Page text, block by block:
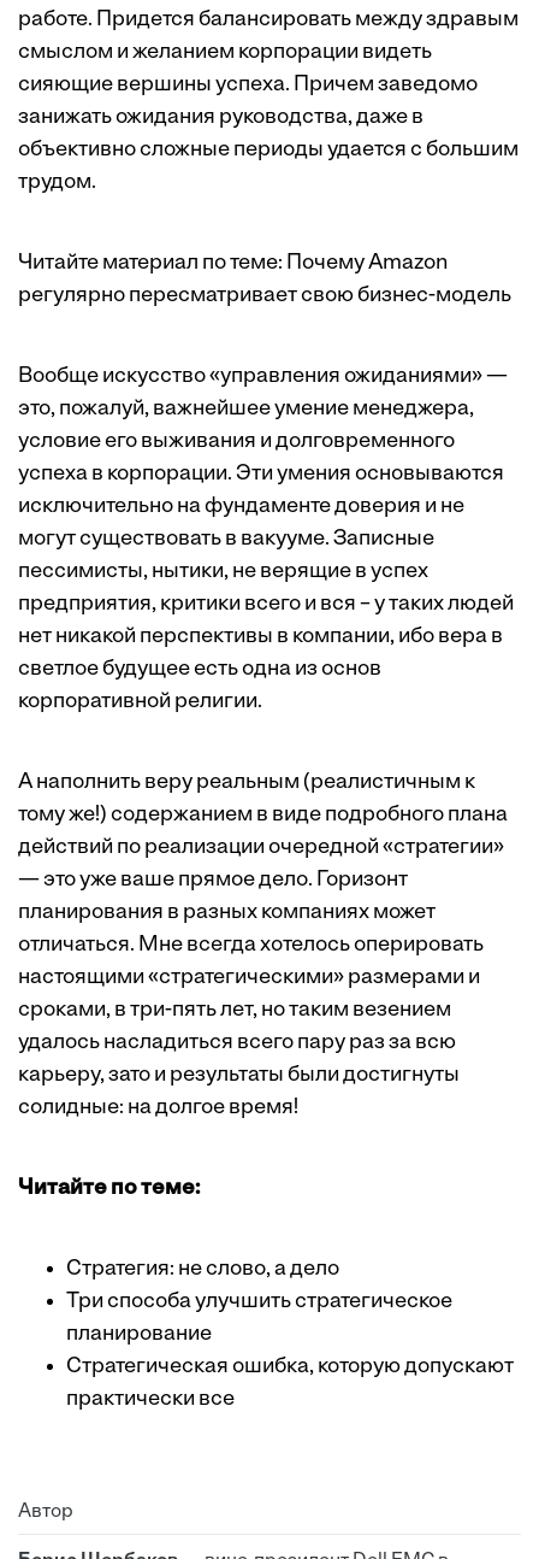
работе. Придется балансировать между здравым
смыслом и желанием корпорации видеть
сияющие вершины успеха. Причем заведомо
занижать ожидания руководства, даже в
объективно сложные периоды удается с большим
трудом.
Читайте материал по теме: Почему Amazon
регулярно пересматривает свою бизнес-модель
Вообще искусство «управления ожиданиями» —
это, пожалуй, важнейшее умение менеджера,
условие его выживания и долговременного
успеха в корпорации. Эти умения основываются
исключительно на фундаменте доверия и не
могут существовать в вакууме. Записные
пессимисты, нытики, не верящие в успех
предприятия, критики всего и вся – у таких людей
нет никакой перспективы в компании, ибо вера в
светлое будущее есть одна из основ
корпоративной религии.
А наполнить веру реальным (реалистичным к
тому же!) содержанием в виде подробного плана
действий по реализации очередной «стратегии»
— это уже ваше прямое дело. Горизонт
планирования в разных компаниях может
отличаться. Мне всегда хотелось оперировать
настоящими «стратегическими» размерами и
сроками, в три-пять лет, но таким везением
удалось насладиться всего пару раз за всю
карьеру, зато и результаты были достигнуты
солидные: на долгое время!
Читайте по теме:
Стратегия: не слово, а дело
Три способа улучшить стратегическое
планирование
Стратегическая ошибка, которую допускают
практически все
Автор